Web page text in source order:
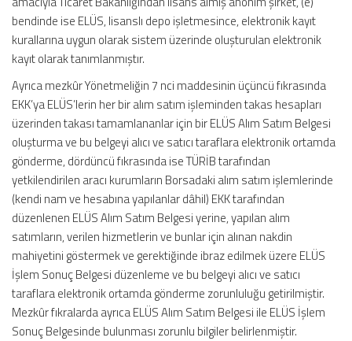
bendinde ise ELÜS, lisanslı depo işletmesince, elektronik kayıt
kurallarına uygun olarak sistem üzerinde oluşturulan elektronik
kayıt olarak tanımlanmıştır.
Ayrıca mezkûr Yönetmeliğin 7 nci maddesinin üçüncü fıkrasında
EKK’ya ELÜS’lerin her bir alım satım işleminden takas hesapları
üzerinden takası tamamlananlar için bir ELÜS Alım Satım Belgesi
oluşturma ve bu belgeyi alıcı ve satıcı taraflara elektronik ortamda
gönderme, dördüncü fıkrasında ise TÜRİB tarafından
yetkilendirilen aracı kurumların Borsadaki alım satım işlemlerinde
(kendi nam ve hesabına yapılanlar dâhil) EKK tarafından
düzenlenen ELÜS Alım Satım Belgesi yerine, yapılan alım
satımların, verilen hizmetlerin ve bunlar için alınan nakdin
mahiyetini göstermek ve gerektiğinde ibraz edilmek üzere ELÜS
İşlem Sonuç Belgesi düzenleme ve bu belgeyi alıcı ve satıcı
taraflara elektronik ortamda gönderme zorunluluğu getirilmiştir.
Mezkûr fıkralarda ayrıca ELÜS Alım Satım Belgesi ile ELÜS İşlem
Sonuç Belgesinde bulunması zorunlu bilgiler belirlenmiştir.